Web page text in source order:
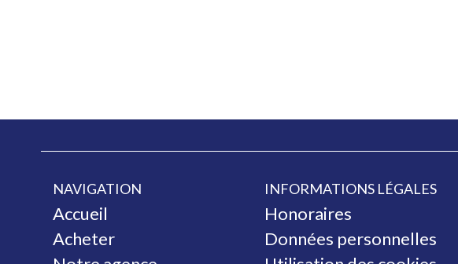
NAVIGATION
Accueil
Acheter
INFORMATIONS LÉGALES
Honoraires
Données personnelles